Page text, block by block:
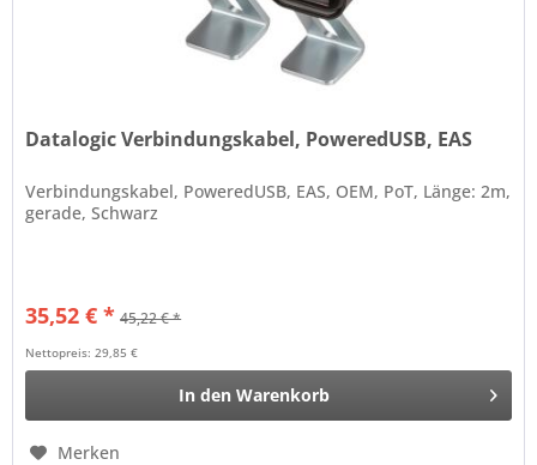
Datalogic Verbindungskabel, PoweredUSB, EAS
Verbindungskabel, PoweredUSB, EAS, OEM, PoT, Länge: 2m,
gerade, Schwarz
35,52 € * 45,22 € *
Nettopreis: 29,85 €
In den Warenkorb
Merken